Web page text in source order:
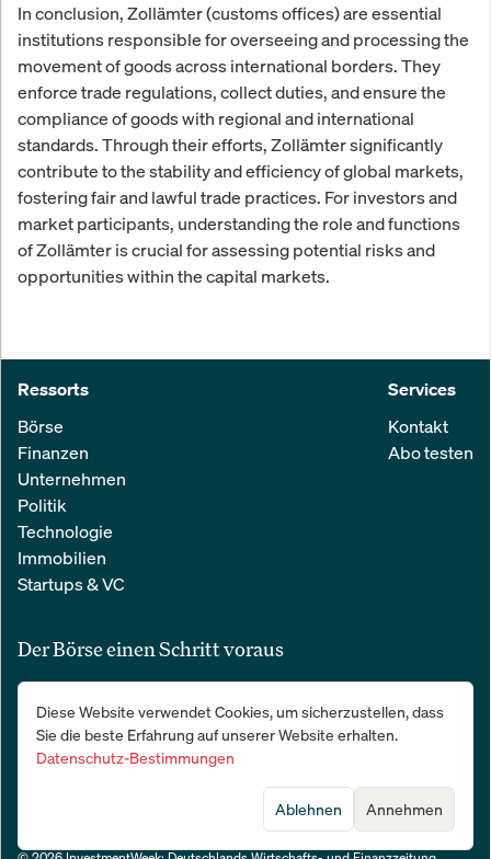
In conclusion, Zollämter (customs offices) are essential
institutions responsible for overseeing and processing the
movement of goods across international borders. They
enforce trade regulations, collect duties, and ensure the
compliance of goods with regional and international
standards. Through their efforts, Zollämter significantly
contribute to the stability and efficiency of global markets,
fostering fair and lawful trade practices. For investors and
market participants, understanding the role and functions
of Zollämter is crucial for assessing potential risks and
opportunities within the capital markets.
Ressorts
Börse
Finanzen
Unternehmen
Politik
Technologie
Immobilien
Startups & VC
Services
Kontakt
Abo testen
Der Börse einen Schritt voraus
Alle relevanten Nachrichten aus Wirtschaft und Finanzen in einer
einfachen E-Mail. 100 % kostenlos:
Diese Website verwendet Cookies, um sicherzustellen, dass
Sie die beste Erfahrung auf unserer Website erhalten.
Datenschutz-Bestimmungen
Annehmen
Ablehnen